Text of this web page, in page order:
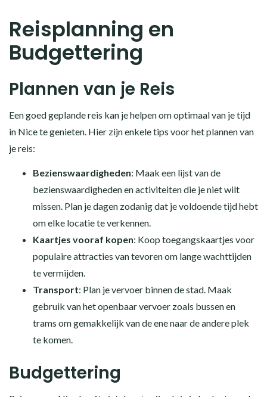
Reisplanning en
Budgettering
Plannen van je Reis
Een goed geplande reis kan je helpen om optimaal van je tijd
in Nice te genieten. Hier zijn enkele tips voor het plannen van
je reis:
Bezienswaardigheden: Maak een lijst van de
bezienswaardigheden en activiteiten die je niet wilt
missen. Plan je dagen zodanig dat je voldoende tijd hebt
om elke locatie te verkennen.
Kaartjes vooraf kopen: Koop toegangskaartjes voor
populaire attracties van tevoren om lange wachttijden
te vermijden.
Transport: Plan je vervoer binnen de stad. Maak
gebruik van het openbaar vervoer zoals bussen en
trams om gemakkelijk van de ene naar de andere plek
te komen.
Budgettering